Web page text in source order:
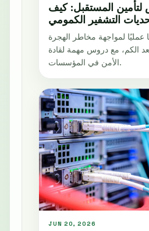
المستقبل: كيف
التشفير الكمومي
عمليًا لمواجهة مخاطر الهجرة
الكم، مع دروس مهمة لقادة
الأمن في المؤسسات.
JUN 20, 2026